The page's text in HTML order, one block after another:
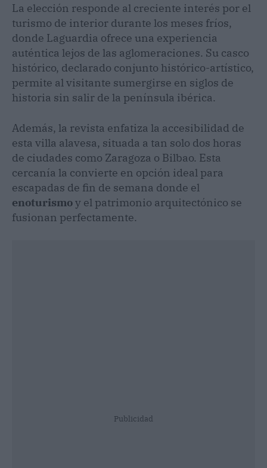
La elección responde al creciente interés por el
turismo de interior durante los meses fríos,
donde Laguardia ofrece una experiencia
auténtica lejos de las aglomeraciones. Su casco
histórico, declarado conjunto histórico-artístico,
permite al visitante sumergirse en siglos de
historia sin salir de la península ibérica.
Además, la revista enfatiza la accesibilidad de
esta villa alavesa, situada a tan solo dos horas
de ciudades como Zaragoza o Bilbao. Esta
cercanía la convierte en opción ideal para
escapadas de fin de semana donde el
enoturismoy el patrimonio arquitectónico se
fusionan perfectamente.
Publicidad